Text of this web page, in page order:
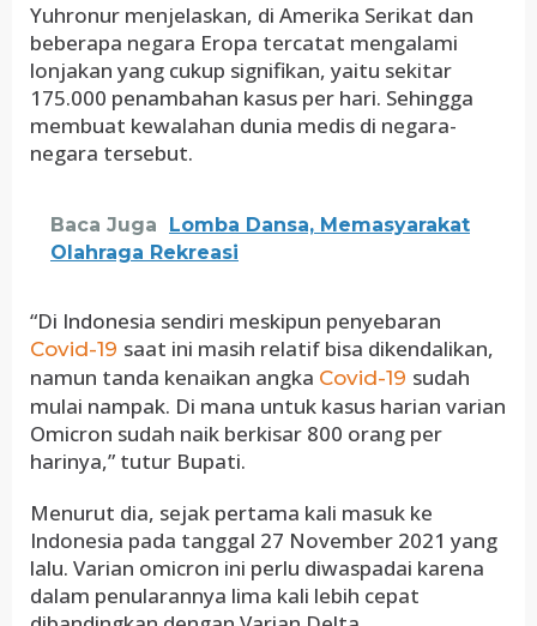
Yuhronur menjelaskan, di Amerika Serikat dan
beberapa negara Eropa tercatat mengalami
lonjakan yang cukup signifikan, yaitu sekitar
175.000 penambahan kasus per hari. Sehingga
membuat kewalahan dunia medis di negara-
negara tersebut.
Baca Juga
Lomba Dansa, Memasyarakat
Olahraga Rekreasi
“Di Indonesia sendiri meskipun penyebaran
Covid-19 saat ini masih relatif bisa dikendalikan,
namun tanda kenaikan angka Covid-19 sudah
mulai nampak. Di mana untuk kasus harian varian
Omicron sudah naik berkisar 800 orang per
harinya,” tutur Bupati.
Menurut dia, sejak pertama kali masuk ke
Indonesia pada tanggal 27 November 2021 yang
lalu. Varian omicron ini perlu diwaspadai karena
dalam penularannya lima kali lebih cepat